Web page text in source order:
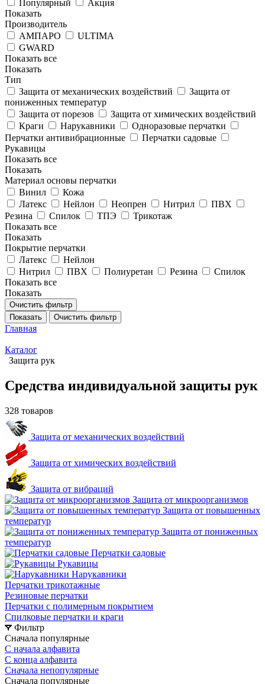
Популярный
Акция
Показать
Производитель
АМПАРО
ULTIMA
GWARD
Показать все
Показать
Тип
Защита от механических воздействий
Защита от
пониженных температур
Защита от порезов
Защита от химических воздействий
Краги
Нарукавники
Одноразовые перчатки
Перчатки антивибрационные
Перчатки садовые
Рукавицы
Показать все
Показать
Материал основы перчатки
Винил
Кожа
Латекс
Нейлон Неопрен Нитрил
ПВХ
Резина
Спилок ТПЭ
Трикотаж
Показать все
Показать
Покрытие перчатки
Латекс
Нейлон
Нитрил
ПВХ Полиуретан Резина
Спилок
Показать все
Показать
Очистить фильтр
Показать
Очистить фильтр
Главная
Каталог
Защита рук
Средства индивидуальной защиты рук
328 товаров
Защита от механических воздействий
Защита от химических воздействий
Защита от вибраций
Защита от микроорганизмов
Защита от повышенных
температур
Защита от пониженных
температур
Перчатки садовые
Рукавицы
Нарукавники
Перчатки трикотажные
Резиновые перчатки
Перчатки с полимерным покрытием
Спилковые перчатки и краги
Фильтр
Сначала популярные
С начала алфавита
С конца алфавита
Сначала непопулярные
Сначала популярные